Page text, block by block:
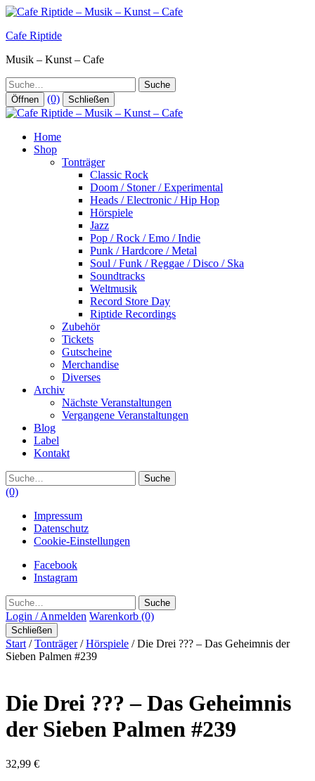
Zum
springen
Cafe Riptide
Musik – Kunst – Cafe
Suche
Öffnen (0) Schließen
Home
Shop
Tonträger
Classic Rock
Doom / Stoner / Experimental
Heads / Electronic / Hip Hop
Hörspiele
Jazz
Pop / Rock / Emo / Indie
Punk / Hardcore / Metal
Soul / Funk / Reggae / Disco / Ska
Soundtracks
Weltmusik
Record Store Day
Riptide Recordings
Zubehör
Tickets
Gutscheine
Merchandise
Diverses
Archiv
Nächste Veranstaltungen
Vergangene Veranstaltungen
Blog
Label
Kontakt
Suche
(0)
Impressum
Datenschutz
Cookie-Einstellungen
Facebook
Instagram
Suche
Login / Anmelden Warenkorb (0)
Schließen
Start /Tonträger/Hörspiele / Die Drei ??? – Das Geheimnis der
Sieben Palmen #239
Die Drei ??? – Das Geheimnis
der Sieben Palmen #239
32,99 €